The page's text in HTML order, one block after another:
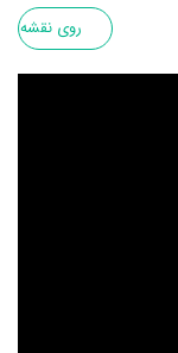
روی نقشه